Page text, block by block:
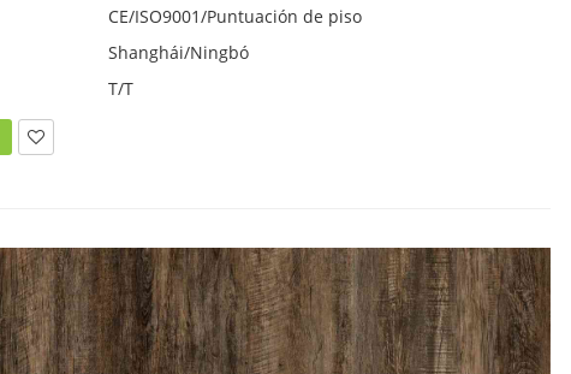
CE/ISO9001/Puntuación de piso
Shanghái/Ningbó
T/T